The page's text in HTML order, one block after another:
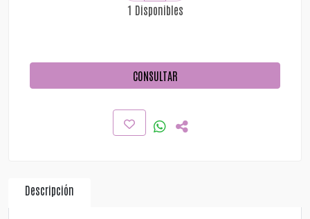
1 Disponibles
CONSULTAR
Descripción